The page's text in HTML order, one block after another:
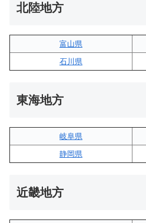
北陸地方
富山県
石川県
東海地方
岐阜県
静岡県
近畿地方